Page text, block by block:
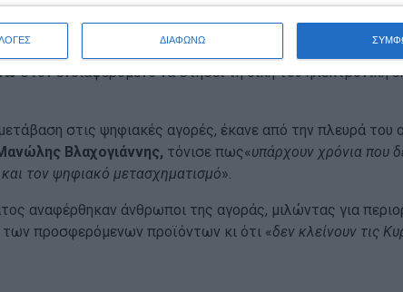
ΔΙΑΦΩΝΩ
ότι τις αμέσως επόμενες ημέρες θα δημοσιευθεί το
στον ενδιαφερόμενο να στήσει τη δική του ηλεκτρονική
στις ψηφιακές αγορές, έκανε από την πλευρά του ο
Βλαχογιάννης, τόνισε πως«υπάρχουν χρόνια που
τον ψηφιακό μετασχηματισμό».
αναφέρθηκαν άνθρωποι της αγοράς, μιλώντας για
προσφερόμενων προϊόντων κι ότι «δεν κλείνουν τις